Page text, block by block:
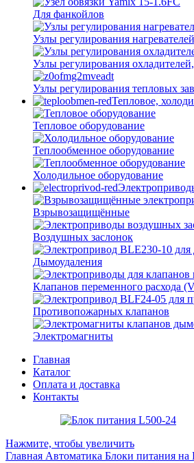
Для фанкойлов
Узлы регулирования
Узлы регулирования
Узлы регулирования тепловых
Тепловое,
Тепловое оборудование
Теплообменное оборудование
Холодильное оборудование
Взрывозащищённые
Воздушных заслонок
Дымоудаления
Клапанов переменного расхода
Противопожарных клапанов
Электромагниты
Главная
Каталог
Оплата и доставка
Контакты
Нажмите, чтобы увеличить
Главная Автоматика Блоки питания на